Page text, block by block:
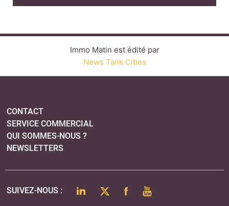
Immo Matin est édité par
News Tank Cities
CONTACT
SERVICE COMMERCIAL
QUI SOMMES-NOUS ?
NEWSLETTERS
SUIVEZ-NOUS : LINKEDINTWITTERFACEBOOK
YOUTUBE